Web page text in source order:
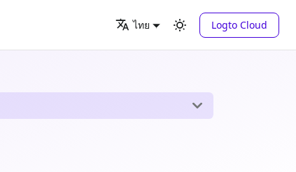
ไทย Logto Cloud